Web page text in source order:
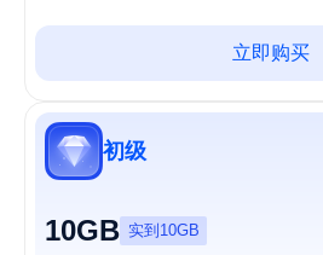
立即购买
初级
10GB 实到10GB